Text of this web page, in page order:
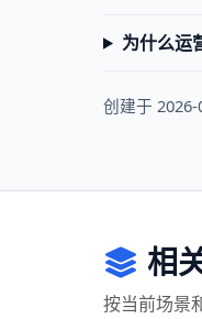
为什么运
创建于 2026-
相
按当前场景